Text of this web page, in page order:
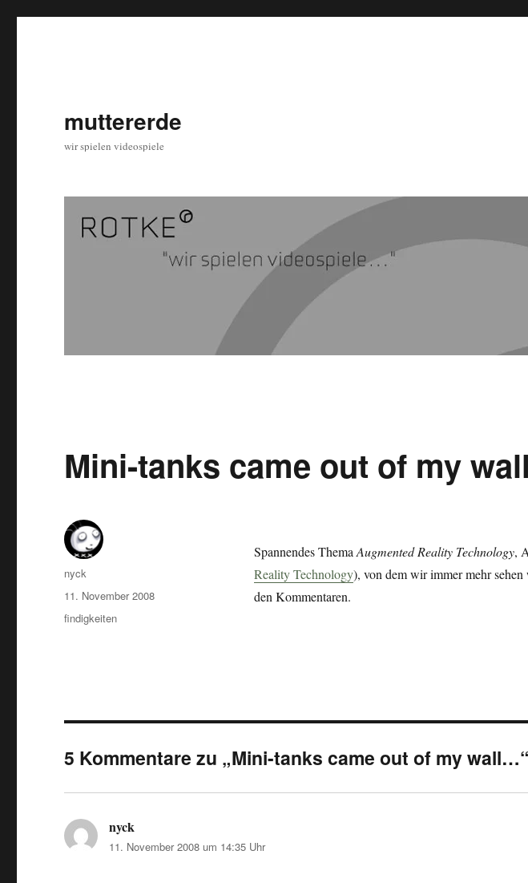
muttererde
wir spielen videospiele
Mini-tanks came out of my
Spannendes Thema Augmented Reality Technology,
Reality Technology), von dem wir immer mehr
den Kommentaren.
Autor
nyck
Veröffentlicht
am
11. November 2008
Kategorien
findigkeiten
5 Kommentare zu „Mini-tanks came out of my wall…“
nyck
11. November 2008 um 14:35 Uhr